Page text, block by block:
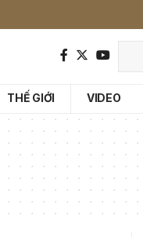
THẾ GIỚI VIDEO